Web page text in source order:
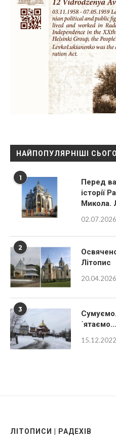
НАЙПОПУЛЯРНІШІ
1
Перед
історії
Микола.
02.07.2026
2
Літопис
20.04.2026
3
´ятаємо…
15.12.2022
ЛІТОПИСИ | РАДЕХІВ